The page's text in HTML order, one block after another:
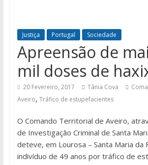
Justiça Portugal Sociedade
Apreensão de
mil doses de
20 Fevereiro, 2017 Tânia Cova
Aveiro, Tráfico de estupefacientes
O Comando Territorial de Aveiro,
de Investigação Criminal de Santa
deteve, em Lourosa – Santa Maria da
indivíduo de 49 anos por tráfico de